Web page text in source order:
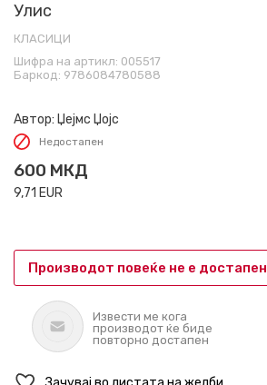
Улис
КЛАСИЦИ
Шифра на артикл: 005517
Баркод: 9786084780588
Автор: Џејмс Џојс
Недостапен
600 МКД
9,71 EUR
Производот повеќе не е достапен
Извести ме кога
производот ќе биде
повторно достапен